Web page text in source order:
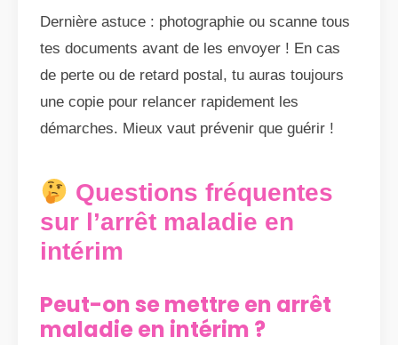
Dernière astuce : photographie ou scanne tous
tes documents avant de les envoyer ! En cas
de perte ou de retard postal, tu auras toujours
une copie pour relancer rapidement les
démarches. Mieux vaut prévenir que guérir !
Questions fréquentes
sur l’arrêt maladie en
intérim
Peut-on se mettre en arrêt
maladie en intérim ?